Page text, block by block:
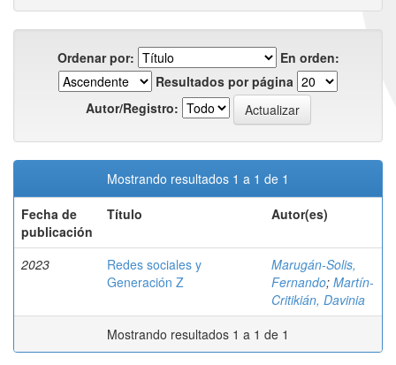
Ordenar por:
En orden:
Resultados por página
Autor/Registro:
Mostrando resultados 1 a 1 de 1
Fecha de
publicación
Título Autor(es)
2023
Redes sociales y
Generación Z
Marugán-Solis,
Fernando; Martín-
Critikián, Davinia
Mostrando resultados 1 a 1 de 1